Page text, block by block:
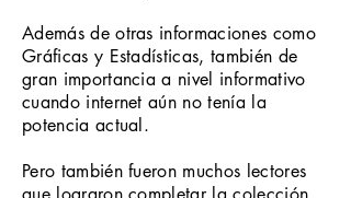
Además de otras informaciones como
Gráficas y Estadísticas, también de
gran importancia a nivel informativo
cuando internet aún no tenía la
potencia actual.
Pero también fueron muchos lectores